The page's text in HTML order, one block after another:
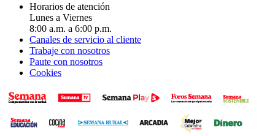
Horarios de atención
Lunes a Viernes
8:00 a.m. a 6:00 p.m.
Canales de servicio al cliente
Trabaje con nosotros
Paute con nosotros
Cookies